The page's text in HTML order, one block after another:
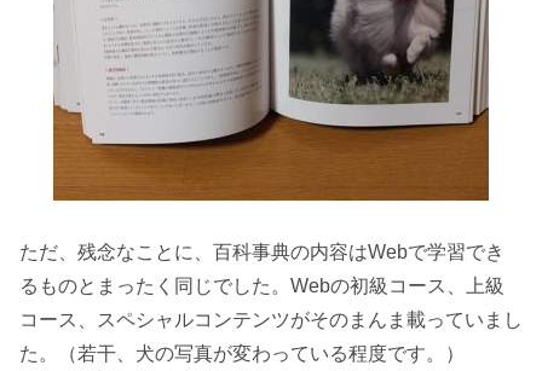
ただ、残念なことに、百科事典の内容はWebで学習でき
るものとまったく同じでした。Webの初級コース、上級
コース、スペシャルコンテンツがそのまんま載っていまし
た。（若干、犬の写真が変わっている程度です。）